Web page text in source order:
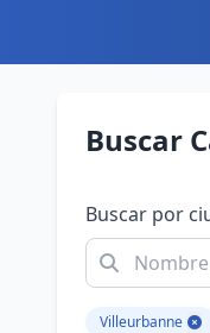
Buscar
Buscar por
Villeurbanne